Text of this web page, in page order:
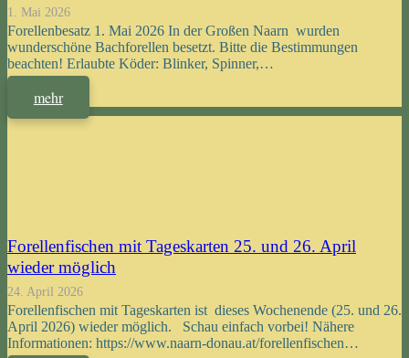
1. Mai 2026
Forellenbesatz 1. Mai 2026 In der Großen Naarn wurden
wunderschöne Bachforellen besetzt. Bitte die Bestimmungen
beachten! Erlaubte Köder: Blinker, Spinner,…
mehr
Forellenfischen mit Tageskarten 25. und 26. April
wieder möglich
24. April 2026
Forellenfischen mit Tageskarten ist dieses Wochenende (25. und 26.
April 2026) wieder möglich. Schau einfach vorbei! Nähere
Informationen: https://www.naarn-donau.at/forellenfischen…